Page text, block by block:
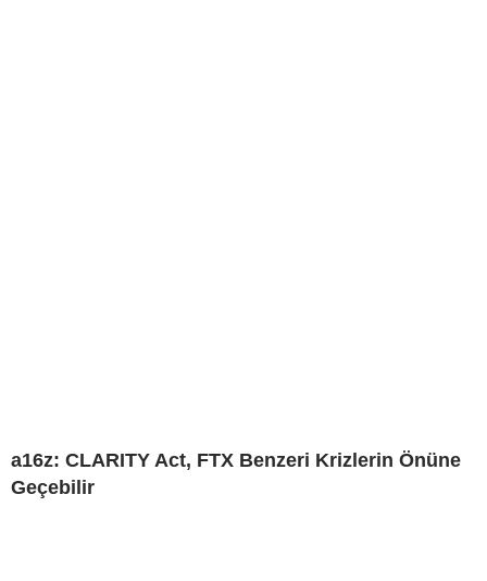
a16z: CLARITY Act, FTX Benzeri Krizlerin Önüne
Geçebilir